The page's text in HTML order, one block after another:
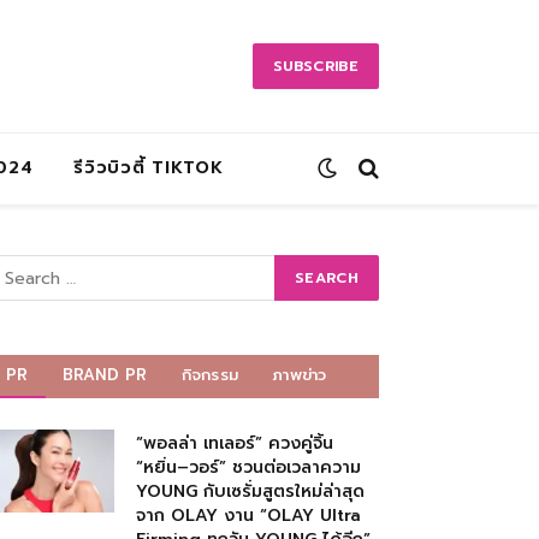
SUBSCRIBE
รีวิวบิวตี้ TIKTOK
PR BRAND PR กิจกรรม ภาพข่าว
“พอลล่า เทเลอร์” ควงคู่จิ้น
“หยิ่น–วอร์” ชวนต่อเวลาความ
YOUNG กับเซรั่มสูตรใหม่ล่าสุด
จาก OLAY งาน “OLAY Ultra